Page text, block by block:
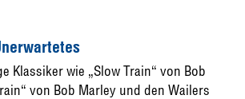
Klassiker wie „Slow Train“ von Bob
von Bob Marley und den Wailers